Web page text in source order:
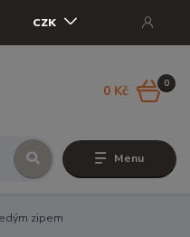
Menu
CZK
0
0 Kč
zipem